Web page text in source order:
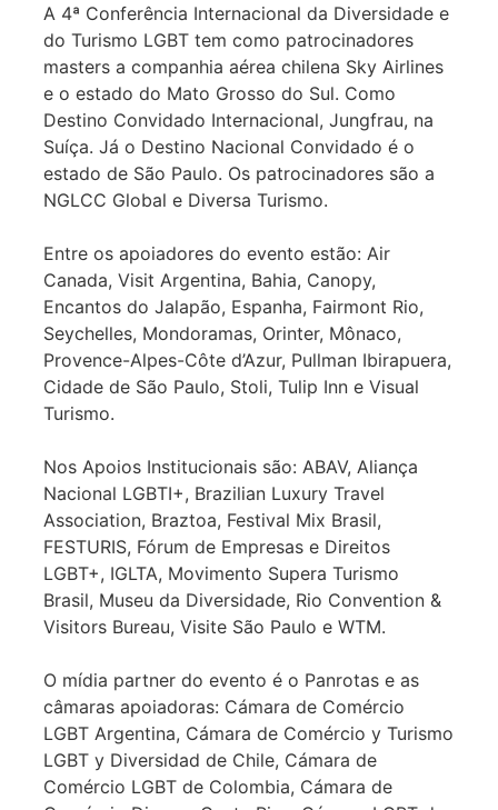
A 4ª Conferência Internacional da Diversidade e
do Turismo LGBT tem como patrocinadores
masters a companhia aérea chilena Sky Airlines
e o estado do Mato Grosso do Sul. Como
Destino Convidado Internacional, Jungfrau, na
Suíça. Já o Destino Nacional Convidado é o
estado de São Paulo. Os patrocinadores são a
NGLCC Global e Diversa Turismo.
Entre os apoiadores do evento estão: Air
Canada, Visit Argentina, Bahia, Canopy,
Encantos do Jalapão, Espanha, Fairmont Rio,
Seychelles, Mondoramas, Orinter, Mônaco,
Provence-Alpes-Côte d’Azur, Pullman Ibirapuera,
Cidade de São Paulo, Stoli, Tulip Inn e Visual
Turismo.
Nos Apoios Institucionais são: ABAV, Aliança
Nacional LGBTI+, Brazilian Luxury Travel
Association, Braztoa, Festival Mix Brasil,
FESTURIS, Fórum de Empresas e Direitos
LGBT+, IGLTA, Movimento Supera Turismo
Brasil, Museu da Diversidade, Rio Convention &
Visitors Bureau, Visite São Paulo e WTM.
O mídia partner do evento é o Panrotas e as
câmaras apoiadoras: Cámara de Comércio
LGBT Argentina, Cámara de Comércio y Turismo
LGBT y Diversidad de Chile, Cámara de
Comércio LGBT de Colombia, Cámara de